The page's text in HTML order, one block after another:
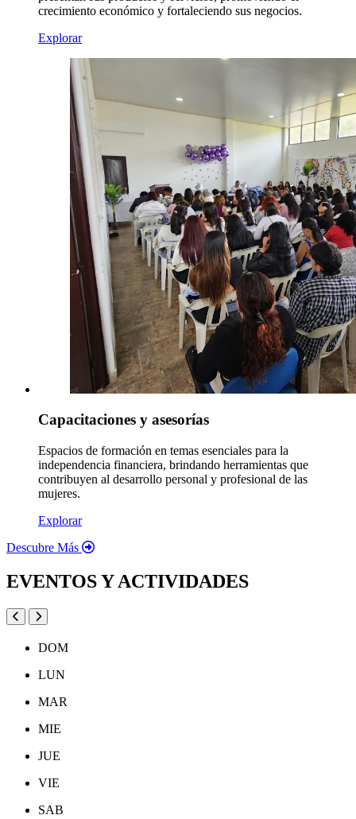
crecimiento económico y fortaleciendo sus negocios.
Explorar
Capacitaciones y asesorías
Espacios de formación en temas esenciales para la
independencia financiera, brindando herramientas que
contribuyen al desarrollo personal y profesional de las
mujeres.
Explorar
Descubre Más
EVENTOS Y ACTIVIDADES
DOM
LUN
MAR
MIE
JUE
VIE
SAB